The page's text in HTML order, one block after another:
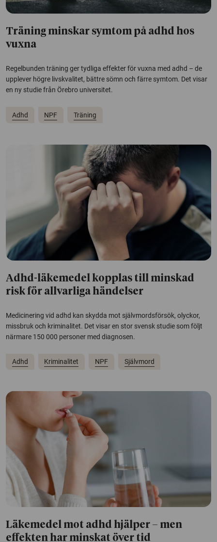
Träning minskar symtom på adhd hos
vuxna
Regelbunden träning ger tydliga effekter för vuxna med adhd – de
upplever högre livskvalitet, bättre sömn och färre symtom. Det visar
en ny studie från Örebro universitet.
Adhd NPF Träning
Adhd-läkemedel kopplas till minskad
risk för allvarliga händelser
Medicinering vid adhd kan skydda mot självmordsförsök, olyckor,
missbruk och kriminalitet. Det visar en stor svensk studie som följt
närmare 150 000 personer med diagnosen.
Adhd Kriminalitet NPF Självmord
Läkemedel mot adhd hjälper – men
effekten har minskat över tid